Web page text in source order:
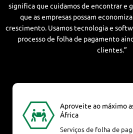
significa que cuidamos de encontrar e
que as empresas possam
crescimento. Usamos tecnologia e
processo de folha de pagamento
clientes.”
Aproveite ao máximo
África
Serviços de folha de